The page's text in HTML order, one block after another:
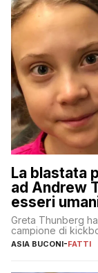
La blastata
ad Andrew
esseri
Greta Thunberg
campione di
ASIA BUCONI-FATTI